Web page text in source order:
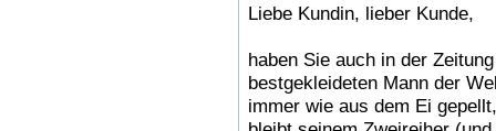
Liebe Kundin, lieber Kunde,
haben Sie auch in der
bestgekleideten Mann der
immer wie aus dem Ei